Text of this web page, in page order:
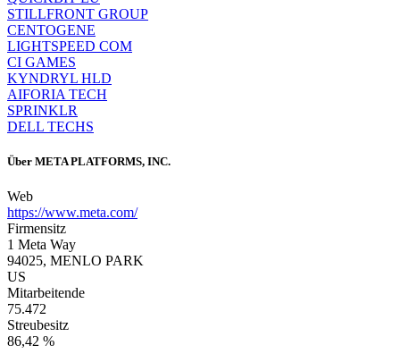
STILLFRONT GROUP
CENTOGENE
LIGHTSPEED COM
CI GAMES
KYNDRYL HLD
AIFORIA TECH
SPRINKLR
DELL TECHS
Über META PLATFORMS, INC.
Web
https://www.meta.com/
Firmensitz
1 Meta Way
94025, MENLO PARK
US
Mitarbeitende
75.472
Streubesitz
86,42 %